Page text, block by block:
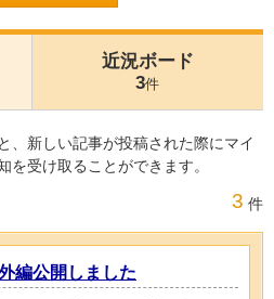
近況ボード
3件
、新しい記事が投稿された際にマイ
を受け取ることができます。
3 件
編公開しました